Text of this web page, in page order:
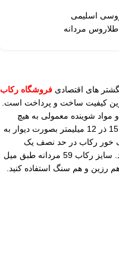
اسلیمی
مردانه
های اقتصادی فروشگاه رکاب
کیفیت ساخت و پرداخت است.
مواد شوینده معمولی به هیچ
عنوان آسیب پذیر نخواهد بود. ابعاد سنگ آن 15 ذر 12 میلیمتر بصورت دیوار به
خور رکاب در حد نصف یک
میلیمتر کمتر از عدد فوق محاسبه خواهد شد. سایز رکاب 59 مردانه طبق میل
رزین و هم سنگ استفاده کنید.